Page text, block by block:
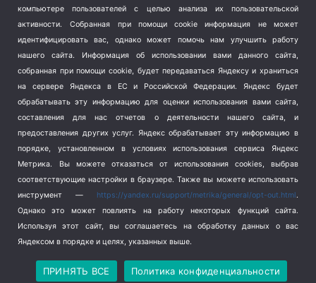
Туризм (178)
Флот (76)
Школа и спорт (2)
Экология (8)
Экономика (1172)
Copyright © 2026
Политика конфиденциальности
компьютере пользователей с целью анализа их пользовательской
активности.
Собранная при помощи cookie информация не может
идентифицировать вас, однако может помочь нам улучшить работу
нашего сайта. Информация об использовании вами данного сайта,
собранная при помощи cookie, будет передаваться Яндексу и храниться
на сервере Яндекса в ЕС и Российской Федерации. Яндекс будет
обрабатывать эту информацию для оценки использования вами сайта,
составления для нас отчетов о деятельности нашего сайта, и
предоставления других услуг. Яндекс обрабатывает эту информацию в
порядке, установленном в условиях использования сервиса Яндекс
Метрика.
Вы можете отказаться от использования cookies, выбрав
соответствующие настройки в браузере. Также вы можете использовать
инструмент — https://yandex.ru/support/metrika/general/opt-out.html.
Однако это может повлиять на работу некоторых функций сайта.
Используя этот сайт, вы соглашаетесь на обработку данных о вас
Яндексом в порядке и целях, указанных выше.
ПРИНЯТЬ ВСЕ Политика конфиденциальности